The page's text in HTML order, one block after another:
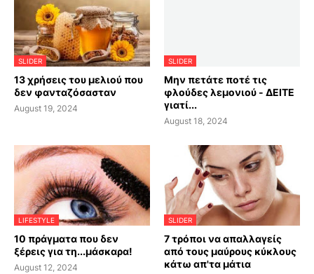
SLIDER
13 χρήσεις του μελιού που
δεν φανταζόσασταν
August 19, 2024
SLIDER
Μην πετάτε ποτέ τις
φλούδες λεμονιού - ΔΕΙΤΕ
γιατί...
August 18, 2024
LIFESTYLE
10 πράγματα που δεν
ξέρεις για τη...μάσκαρα!
August 12, 2024
SLIDER
7 τρόποι να απαλλαγείς
από τους μαύρους κύκλους
κάτω απ'τα μάτια